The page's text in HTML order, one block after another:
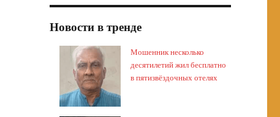
Новости в тренде
Мошенник несколько
десятилетий жил бесплатно
в пятизвёздочных отелях